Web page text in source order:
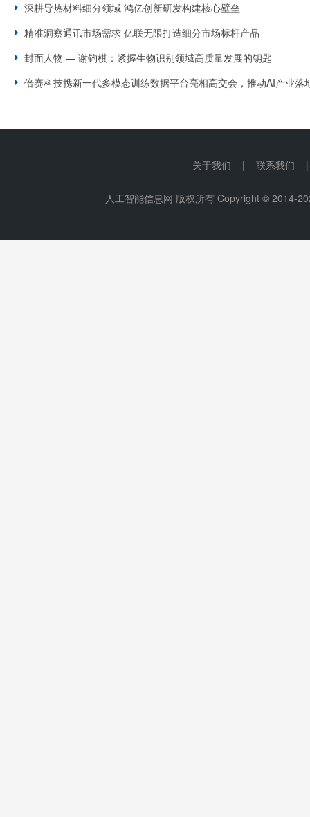
深耕导热材料细分领域 鸿亿创新研发构建核心壁垒
精准洞察通讯市场需求 亿联无限打造细分市场标杆产品
封面人物 — 谢钧棋：紧握生物识别领域高质量发展的钥匙
倍赛科技携新一代多模态训练数据平台亮相高交会，推动AI产业落
关于我们 | 联系我
人工智能信息网 版权所有 Copyright © 2014-